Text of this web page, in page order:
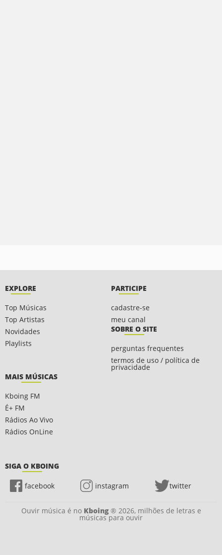
EXPLORE
Top Músicas
Top Artistas
Novidades
Playlists
PARTICIPE
cadastre-se
meu canal
SOBRE O SITE
perguntas frequentes
termos de uso / política de
privacidade
MAIS MÚSICAS
Kboing FM
É+ FM
Rádios Ao Vivo
Rádios OnLine
SIGA O KBOING
facebook instagram twitter
Ouvir música é no Kboing® 2026, milhões de letras e
músicas para ouvir